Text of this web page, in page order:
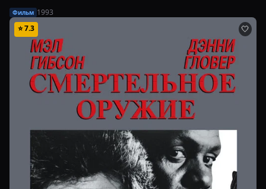
Фильм 1993
⭐7.3 🤍